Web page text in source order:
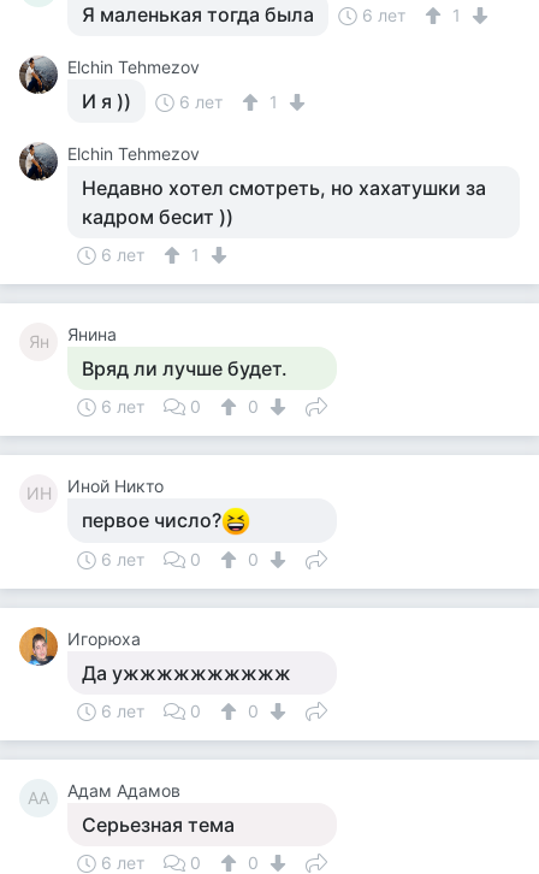
Я маленькая тогда была 6 лет 1
Elchin Tehmezov
И я )) 6 лет 1
Elchin Tehmezov
Недавно хотел смотреть, но хахатушки за
кадром бесит ))
6 лет 1
Ян Янина
Вряд ли лучше будет.
6 лет 0 0
ИН Иной Никто
первое число?
6 лет 0 0
Игорюха
Да ужжжжжжжжжж
6 лет 0 0
АА Адам Адамов
Серьезная тема
6 лет 0 0